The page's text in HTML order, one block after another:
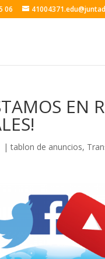
06
EN
|tablon de anuncios,